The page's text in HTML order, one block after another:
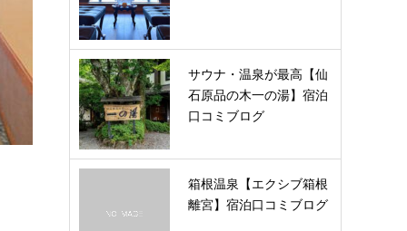
サウナ・温泉が最高【仙
石原品の木一の湯】宿泊
口コミブログ
箱根温泉【エクシブ箱根
離宮】宿泊口コミブログ